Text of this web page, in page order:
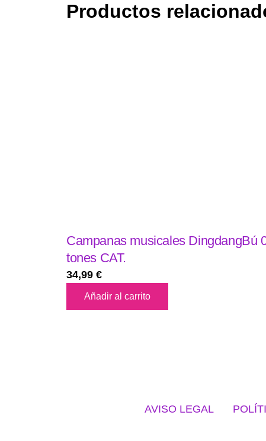
Productos
Campanas musicales DingdangBú
tones CAT.
34,99 €
Añadir al carrito
AVISO LEGAL